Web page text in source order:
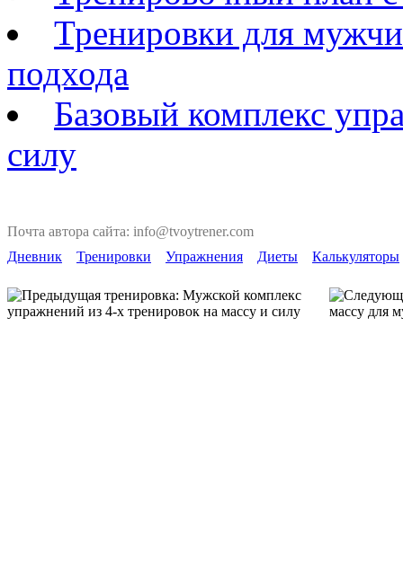
Тренировки для
подхода
Базовый комплекс
силу
Почта автора сайта: info@tvoytrener.com
Дневник
Тренировки Упражнения Диеты Калькуляторы